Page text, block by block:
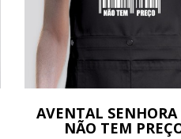
AVENTAL SENHORA
NÃO TEM